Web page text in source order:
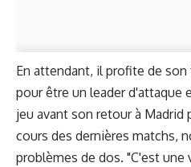
En attendant, il profite de
pour être un leader d'attaque
jeu avant son retour à Madrid
cours des dernières matchs,
problèmes de dos. "C'est